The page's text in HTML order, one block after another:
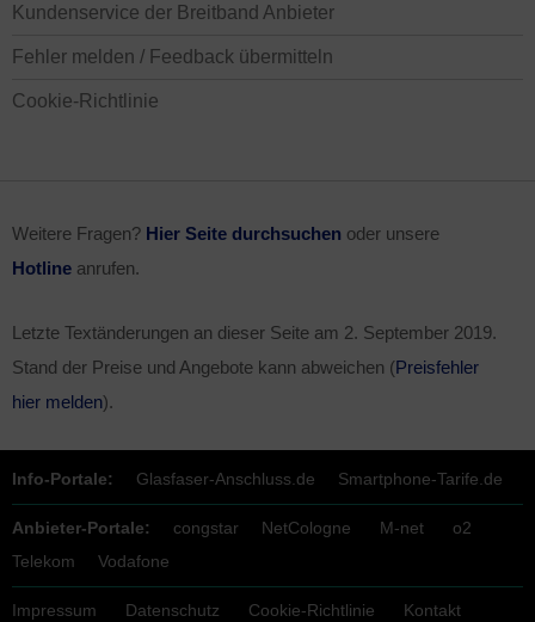
Kundenservice der Breitband Anbieter
Fehler melden / Feedback übermitteln
Cookie-Richtlinie
Weitere Fragen? Hier Seite durchsuchen oder unsere
Hotline anrufen.
Letzte Textänderungen an dieser Seite am 2. September 2019.
Stand der Preise und Angebote kann abweichen (Preisfehler
hier melden).
Info-Portale: Glasfaser-Anschluss.de Smartphone-Tarife.de
Anbieter-Portale: congstar NetCologne M-net
o2
Telekom
Vodafone
Impressum Datenschutz Cookie-Richtlinie Kontakt